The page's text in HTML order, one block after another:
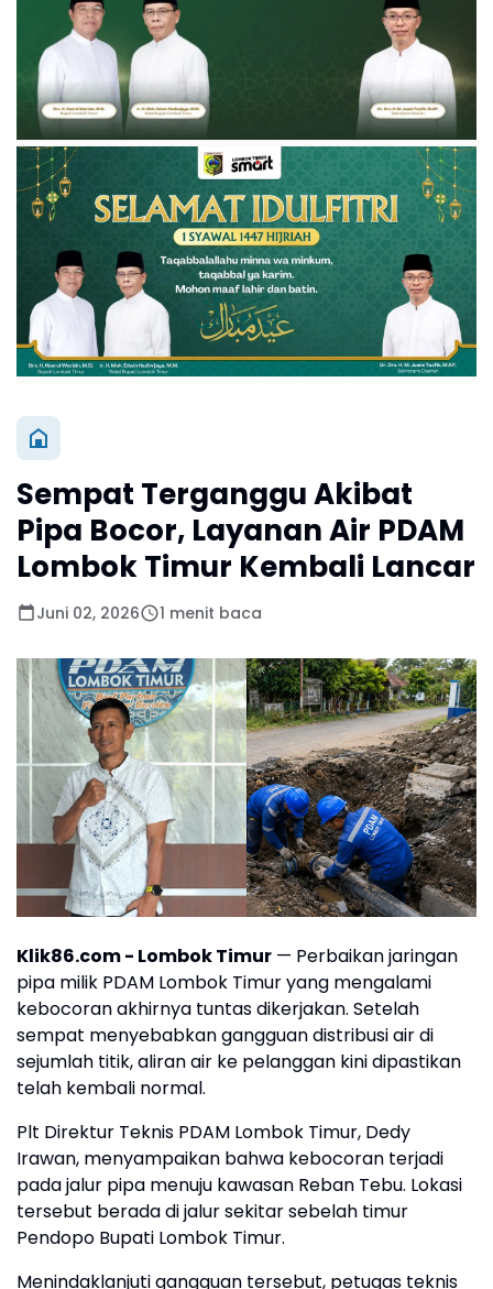
Sempat Terganggu Akibat
Pipa Bocor, Layanan Air PDAM
Lombok Timur Kembali Lancar
Juni 02, 2026 1 menit baca
Klik86.com - Lombok Timur — Perbaikan jaringan
pipa milik PDAM Lombok Timur yang mengalami
kebocoran akhirnya tuntas dikerjakan. Setelah
sempat menyebabkan gangguan distribusi air di
sejumlah titik, aliran air ke pelanggan kini dipastikan
telah kembali normal.
Plt Direktur Teknis PDAM Lombok Timur, Dedy
Irawan, menyampaikan bahwa kebocoran terjadi
pada jalur pipa menuju kawasan Reban Tebu. Lokasi
tersebut berada di jalur sekitar sebelah timur
Pendopo Bupati Lombok Timur.
Menindaklanjuti gangguan tersebut, petugas teknis